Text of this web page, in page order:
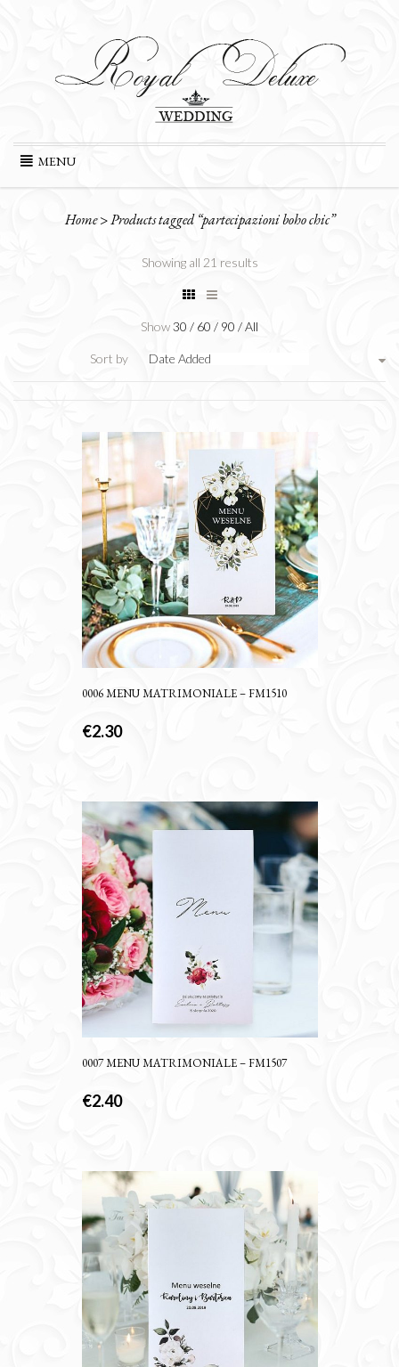
Skip
content
MENU
Home>Products tagged “partecipazioni boho chic”
Showing all 21 results
Show30 / 60 / 90 /All
Sort by Date Added
0006 MENU MATRIMONIALE – FM1510
€2.30
0007 MENU MATRIMONIALE – FM1507
€2.40